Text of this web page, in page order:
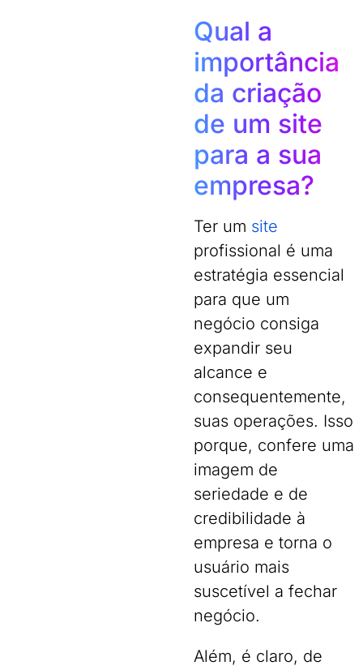
Qual a
importância
da criação
de um site
para a sua
empresa?
Ter um site
profissional é uma
estratégia essencial
para que um
negócio consiga
expandir seu
alcance e
consequentemente,
suas operações. Isso
porque, confere uma
imagem de
seriedade e de
credibilidade à
empresa e torna o
usuário mais
suscetível a fechar
negócio.
Além, é claro, de